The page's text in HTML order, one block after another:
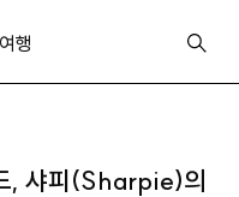
여행
, 샤피(Sharpie)의